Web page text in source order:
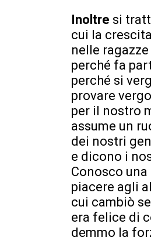
Inoltre si
cui la
nelle
perché fa
perché si
provare
per il nostro
assume un
dei nostri
e dicono i
Conosco
piacere agli
cui cambiò
era felice di
demmo la